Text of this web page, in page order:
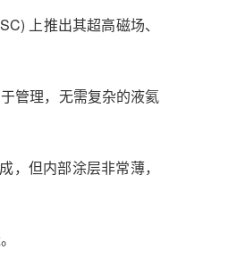
上推出其超高磁场、
管理，无需复杂的液氦
，但内部涂层非常薄，